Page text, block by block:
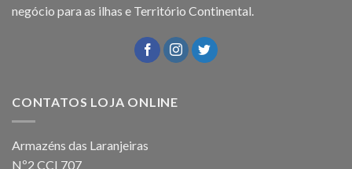
negócio para as ilhas e Território Continental.
CONTATOS LOJA ONLINE
Armazéns das Laranjeiras
Nº2 CCI 707